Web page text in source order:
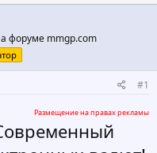
форуме mmgp.com
#1
Размещение на правах рекламы